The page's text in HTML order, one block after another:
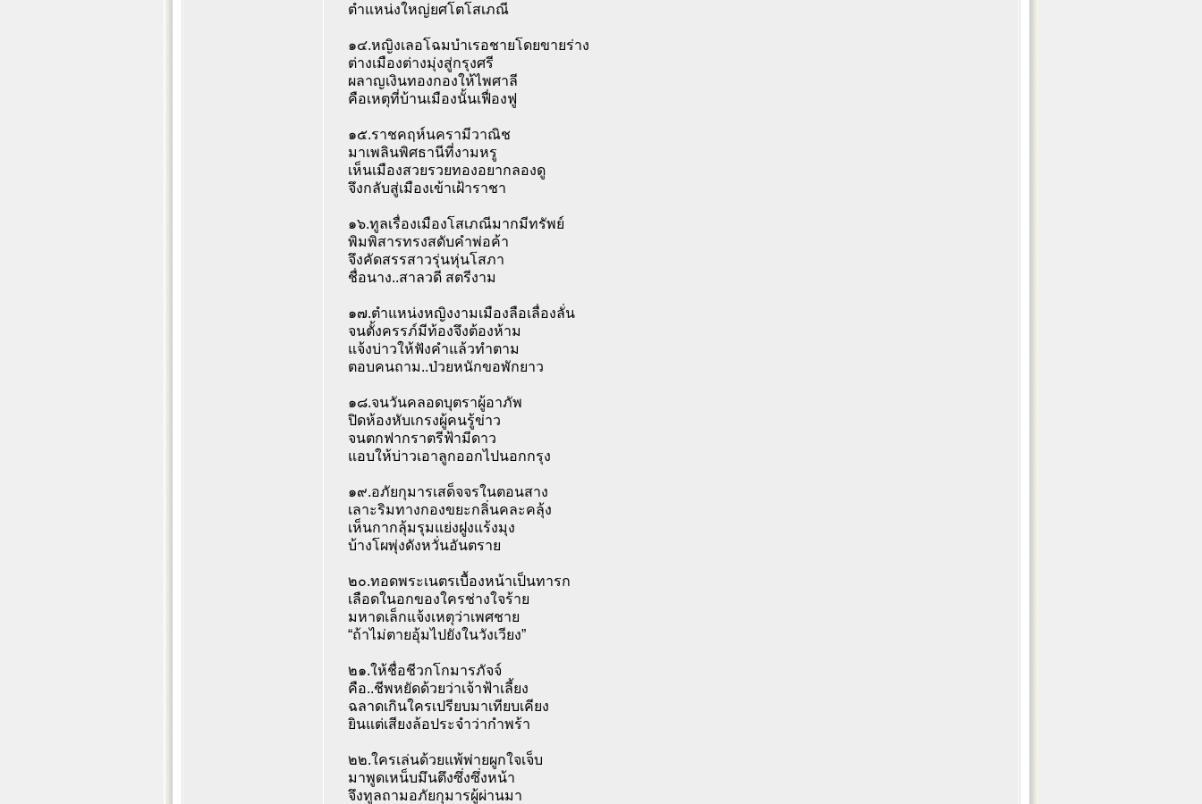
ตำแหน่งใหญ่ยศโตโสเภณี
๑๔.หญิงเลอโฉมบำเรอชายโดยขายร่าง
ต่างเมืองต่างมุ่งสู่กรุงศรี
ผลาญเงินทองกองให้ไพศาลี
คือเหตุที่บ้านเมืองนั้นเฟื่องฟู
๑๕.ราชคฤห์นครามีวาณิช
มาเพลินพิศธานีที่งามหรู
เห็นเมืองสวยรวยทองอยากลองดู
จึงกลับสู่เมืองเข้าเฝ้าราชา
๑๖.ทูลเรื่องเมืองโสเภณีมากมีทรัพย์
พิมพิสารทรงสดับคำพ่อค้า
จึงคัดสรรสาวรุ่นหุ่นโสภา
ชื่อนาง..สาลวดี สตรีงาม
๑๗.ตำแหน่งหญิงงามเมืองลือเลื่องลั่น
จนตั้งครรภ์มีท้องจึงต้องห้าม
แจ้งบ่าวให้ฟังคำแล้วทำตาม
ตอบคนถาม..ป่วยหนักขอพักยาว
๑๘.จนวันคลอดบุตราผู้อาภัพ
ปิดห้องหับเกรงผู้คนรู้ข่าว
จนตกฟากราตรีฟ้ามีดาว
แอบให้บ่าวเอาลูกออกไปนอกกรุง
๑๙.อภัยกุมารเสด็จจรในตอนสาง
เลาะริมทางกองขยะกลิ่นคละคลุ้ง
เห็นกากลุ้มรุมแย่งฝูงแร้งมุง
บ้างโผพุ่งดังหวั่นอันตราย
๒๐.ทอดพระเนตรเบื้องหน้าเป็นทารก
เลือดในอกของใครช่างใจร้าย
มหาดเล็กแจ้งเหตุว่าเพศชาย
“ถ้าไม่ตายอุ้มไปยังในวังเวียง”
๒๑.ให้ชื่อชีวกโกมารภัจจ์
คือ..ชีพหยัดด้วยว่าเจ้าฟ้าเลี้ยง
ฉลาดเกินใครเปรียบมาเทียบเคียง
ยินแต่เสียงล้อประจำว่ากำพร้า
๒๒.ใครเล่นด้วยแพ้พ่ายผูกใจเจ็บ
มาพูดเหน็บมึนตึงซึ่งซึ่งหน้า
จึงทูลถามอภัยกุมารผู้ผ่านมา